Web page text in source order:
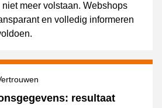
meer volstaan. Webshops
en volledig informeren
resultaat